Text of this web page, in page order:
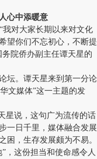
心中添暖意
对大家长期以来对文化
望你们不忘初心，不断提
院侨办副主任谭天星的
。谭天星来到第一分论
文媒体”这一主题的发
说，这句广为流传的话
一日千里，媒体融合发展
困，生存发展颇为不易。
这份担当和使命感令人